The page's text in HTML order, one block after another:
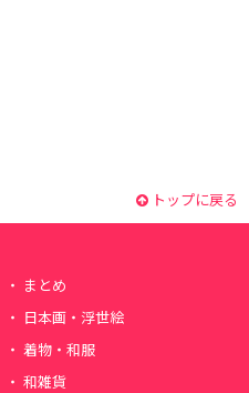
トップに戻る
まとめ
日本画・浮世絵
着物・和服
和雑貨